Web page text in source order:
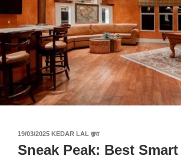
19/03/2025 पर
प्रकाशित
किया
KEDAR LAL द्वारा
Sneak Peak: Best